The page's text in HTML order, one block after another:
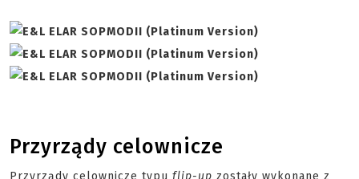
Przyrządy celownicze
Przyrządy celownicze typu flip-up zostały wykonane z